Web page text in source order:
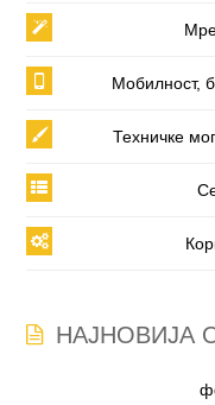
Мобилност,
Техничке
НАЈНОВИЈА